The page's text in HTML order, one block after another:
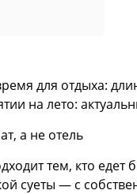
для отдыха:
на лето:
а не отель
тем, кто
суеты — с